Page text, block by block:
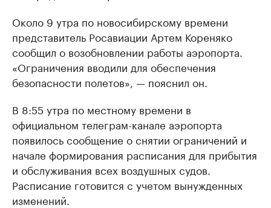
Около 9 утра по новосибирскому времени
представитель Росавиации Артем Кореняко
сообщил о возобновлении работы аэропорта.
«Ограничения вводили для обеспечения
безопасности полетов», — пояснил он.
В 8:55 утра по местному времени в
официальном телеграм-канале аэропорта
появилось сообщение о снятии ограничений и
начале формирования расписания для прибытия
и обслуживания всех воздушных судов.
Расписание готовится с учетом вынужденных
изменений.